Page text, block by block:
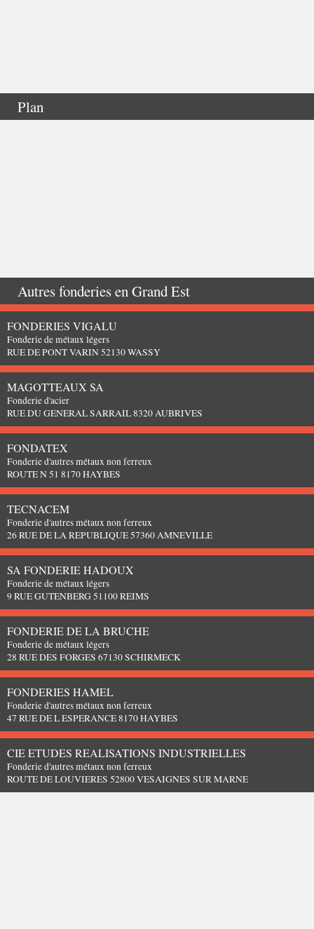
Plan
Autres fonderies enGrand Est
FONDERIES VIGALU
Fonderie de métaux légers
RUE DE PONT VARIN 52130 WASSY
MAGOTTEAUX SA
Fonderie d'acier
RUE DU GENERAL SARRAIL 8320 AUBRIVES
FONDATEX
Fonderie d'autres métaux non ferreux
ROUTE N 51 8170 HAYBES
TECNACEM
Fonderie d'autres métaux non ferreux
26 RUE DE LA REPUBLIQUE 57360 AMNEVILLE
SA FONDERIE HADOUX
Fonderie de métaux légers
9 RUE GUTENBERG 51100 REIMS
FONDERIE DE LA BRUCHE
Fonderie de métaux légers
28 RUE DES FORGES 67130 SCHIRMECK
FONDERIES HAMEL
Fonderie d'autres métaux non ferreux
47 RUE DE L ESPERANCE 8170 HAYBES
CIE ETUDES REALISATIONS INDUSTRIELLES
Fonderie d'autres métaux non ferreux
ROUTE DE LOUVIERES 52800 VESAIGNES SUR MARNE